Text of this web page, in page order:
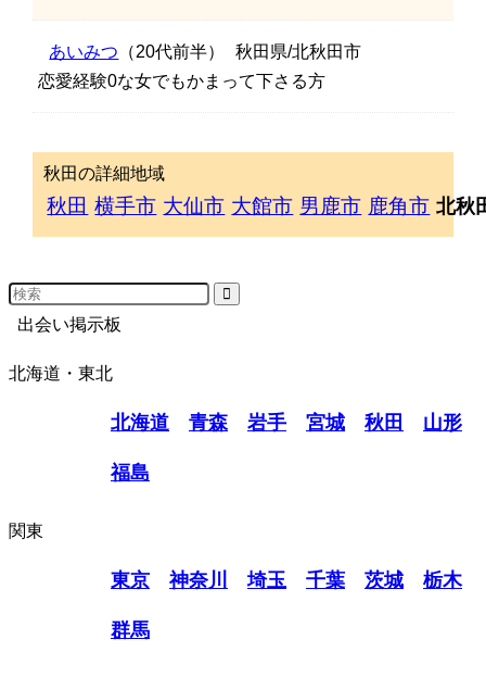
あいみつ （20代前半）
秋田県/北秋田市
恋愛経験0な女でもかまって下さる方
秋田の詳細地域
秋田 横手市 大仙市 大館市 男鹿市 鹿角市 北秋
出会い掲示板
北海道・東北
北海道 青森 岩手 宮城 秋田 山形
福島
関東
東京 神奈川 埼玉 千葉 茨城 栃木
群馬